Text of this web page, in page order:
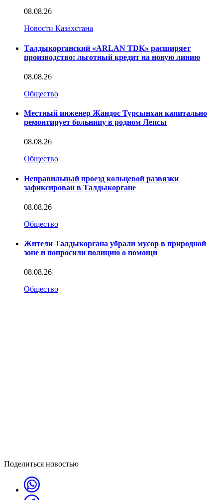
08.08.26
Новости Казахстана
Талдыкорганский «ARLAN TDK» расширяет
производство: льготный кредит на новую линию
08.08.26
Общество
Местный инженер Жандос Турсынхан капитально
ремонтирует больницу в родном Лепсы
08.08.26
Общество
Неправильный проезд кольцевой развязки
зафиксирован в Талдыкоргане
08.08.26
Общество
Жители Талдыкоргана убрали мусор в природной
зоне и попросили полицию о помощи
08.08.26
Общество
Поделиться новостью